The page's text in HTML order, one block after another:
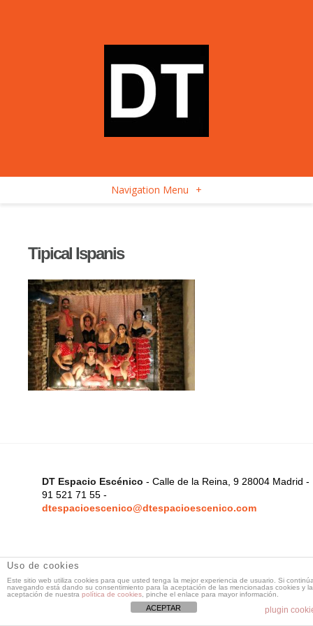
Navigation Menu +
Tipical Ispanis
DT Espacio Escénico - Calle de la Reina, 9 28004 Madrid -
91 521 71 55 -
dtespacioescenico@dtespacioescenico.com
Uso de cookies
Este sitio web utiliza cookies para que usted tenga la mejor experiencia de usuario. Si
navegando está dando su consentimiento para la aceptación de las mencionadas cookies y la
aceptación de nuestra política de cookies , pinche el enlace para mayor información.
plugin
ACEPTAR